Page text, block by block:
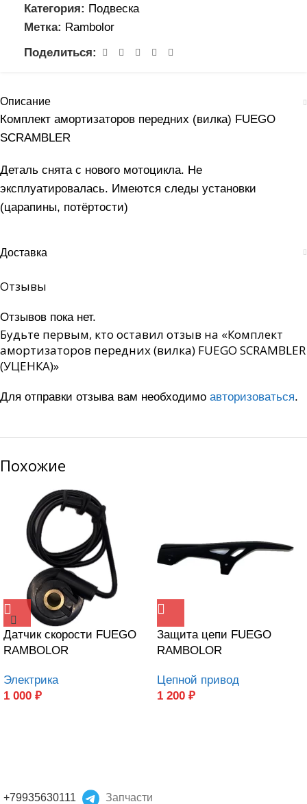
Категория: Подвеска
Метка: Rambolor
Поделиться:
Описание
Комплект амортизаторов передних (вилка) FUEGO
SCRAMBLER
Деталь снята с нового мотоцикла. Не
эксплуатировалась. Имеются следы установки
(царапины, потёртости)
Доставка
Отзывы
Отзывов пока нет.
Будьте первым, кто оставил отзыв на «Комплект
амортизаторов передних (вилка) FUEGO SCRAMBLER
(УЦЕНКА)»
Для отправки отзыва вам необходимо авторизоваться.
Похожие
Датчик скорости FUEGO
RAMBOLOR
Электрика
1 000 ₽
Защита цепи FUEGO
RAMBOLOR
Цепной привод
1 200 ₽
+79935630111
Запчасти